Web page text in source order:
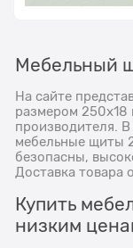
Мебельный
На сайте
размером 250х18
производителя.
мебельные щиты
безопасны,
Доставка товара
Купить
низким